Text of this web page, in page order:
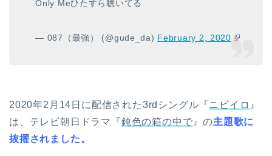
Only Meひたすら聴いてる
— 087（最強） (@gude_da) February 2, 2020
2020年2月14日に配信された3rdシングル『ニビイロ 』
は、テレビ朝日ドラマ『鈍色の箱の中で 』の主題歌に
抜擢されました。